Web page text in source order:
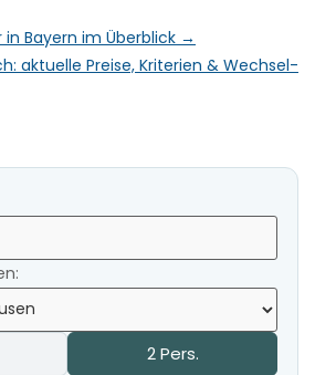
Bayern im Überblick →
aktuelle Preise, Kriterien & Wechsel-
2 Pers.